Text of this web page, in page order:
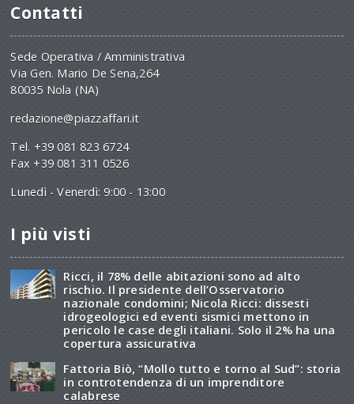
Contatti
Sede Operativa / Amministrativa
Via Gen. Mario De Sena,264
80035 Nola (NA)
redazione@piazzaffari.it
Tel. +39 081 823 6724
Fax +39 081 311 0526
Lunedì - Venerdì: 9:00 - 13:00
I più visti
Ricci, il 78% delle abitazioni sono ad alto
rischio. Il presidente dell’Osservatorio
nazionale condomini; Nicola Ricci: dissesti
idrogeologici ed eventi sismici mettono in
pericolo le case degli italiani. Solo il 2% ha una
copertura assicurativa
Fattoria Biò, “Mollo tutto e torno al Sud”: storia
in controtendenza di un imprenditore
calabrese